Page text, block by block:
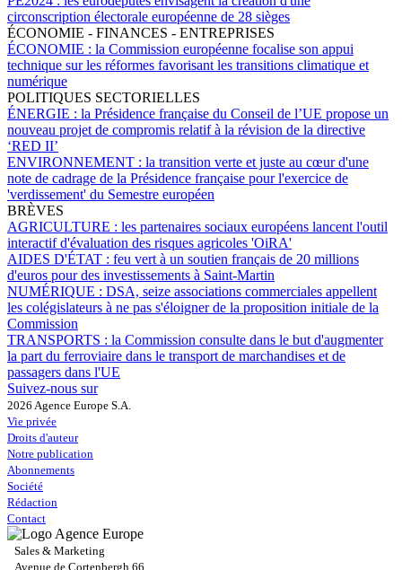
circonscription électorale européenne de 28 sièges
ÉCONOMIE - FINANCES - ENTREPRISES
ÉCONOMIE : la Commission européenne focalise son appui
technique sur les réformes favorisant les transitions climatique et
numérique
POLITIQUES SECTORIELLES
ÉNERGIE : la Présidence française du Conseil de l’UE propose un
nouveau projet de compromis relatif à la révision de la directive
‘RED II’
ENVIRONNEMENT : la transition verte et juste au cœur d'une
note de cadrage de la Présidence française pour l'exercice de
'verdissement' du Semestre européen
BRÈVES
AGRICULTURE : les partenaires sociaux européens lancent l'outil
interactif d'évaluation des risques agricoles 'OiRA'
AIDES D'ÉTAT : feu vert à un soutien français de 20 millions
d'euros pour des investissements à Saint-Martin
NUMÉRIQUE : DSA, seize associations commerciales appellent
les colégislateurs à ne pas s'éloigner de la proposition initiale de la
Commission
TRANSPORTS : la Commission consulte dans le but d'augmenter
la part du ferroviaire dans le transport de marchandises et de
passagers dans l'UE
Suivez-nous sur
2026 Agence Europe S.A.
Vie privée
Droits d'auteur
Notre publication
Abonnements
Société
Rédaction
Contact
Sales & Marketing
Avenue de Cortenbergh 66